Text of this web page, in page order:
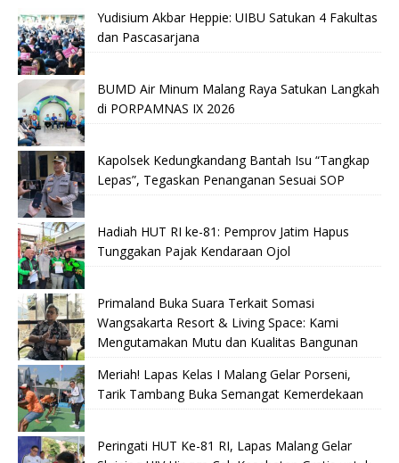
Yudisium Akbar Heppie: UIBU Satukan 4 Fakultas
dan Pascasarjana
BUMD Air Minum Malang Raya Satukan Langkah
di PORPAMNAS IX 2026
Kapolsek Kedungkandang Bantah Isu “Tangkap
Lepas”, Tegaskan Penanganan Sesuai SOP
Hadiah HUT RI ke-81: Pemprov Jatim Hapus
Tunggakan Pajak Kendaraan Ojol
Primaland Buka Suara Terkait Somasi
Wangsakarta Resort & Living Space: Kami
Mengutamakan Mutu dan Kualitas Bangunan
Meriah! Lapas Kelas I Malang Gelar Porseni,
Tarik Tambang Buka Semangat Kemerdekaan
Peringati HUT Ke-81 RI, Lapas Malang Gelar